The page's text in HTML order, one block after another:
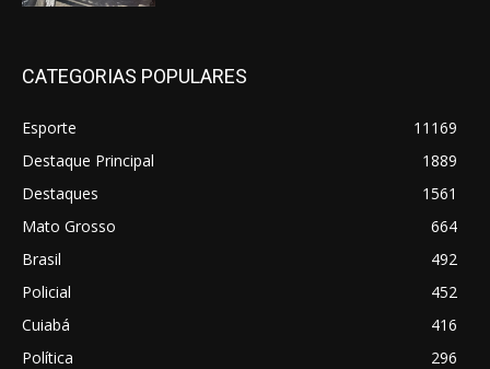
CATEGORIAS POPULARES
Esporte
11169
Destaque Principal
1889
Destaques
1561
Mato Grosso
664
Brasil
492
Policial
452
Cuiabá
416
Política
296